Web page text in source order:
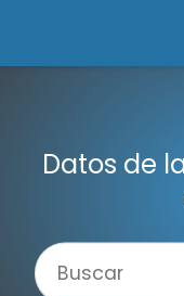
Datos de